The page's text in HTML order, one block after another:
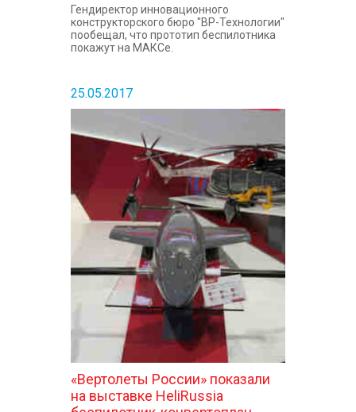
Гендиректор инновационного
конструкторского бюро "ВР-Технологии"
пообещал, что прототип беспилотника
покажут на МАКСе.
25.05.2017
«Вертолеты России» показали
на выставке HeliRussia